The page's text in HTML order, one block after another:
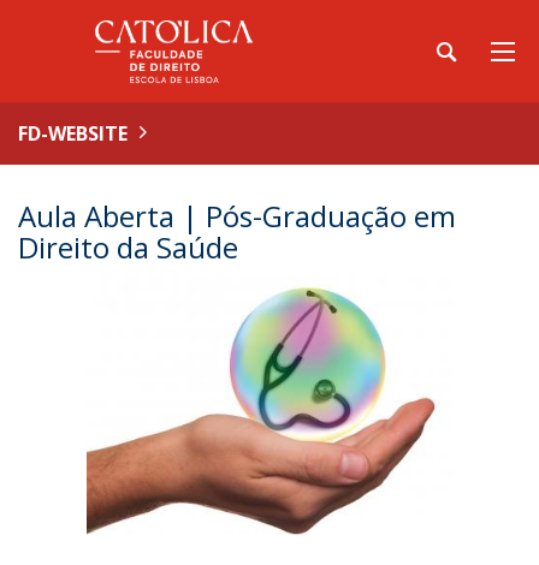
FD-WEBSITE
Aula Aberta | Pós-Graduação em
Direito da Saúde